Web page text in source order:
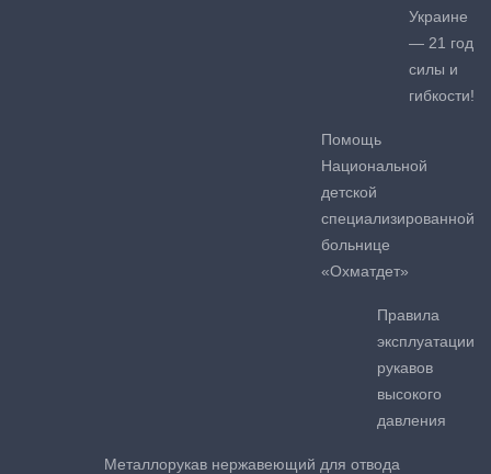
Украине
— 21 год
силы и
гибкости!
Помощь
Национальной
детской
специализированной
больнице
«Охматдет»
Правила
эксплуатации
рукавов
высокого
давления
Металлорукав нержавеющий для отвода